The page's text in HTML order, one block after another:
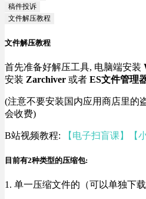
稿件投诉
文件解压教程
文件解压教程
首先准备好解压工具, 电脑端安装
安装 Zarchiver 或者 ES文件管理
(注意不要安装国内应用商店里的
会收费)
B站视频教程: 【电子扫盲课】【
目前有2种类型的压缩包:
1. 单一压缩文件的（可以单独下